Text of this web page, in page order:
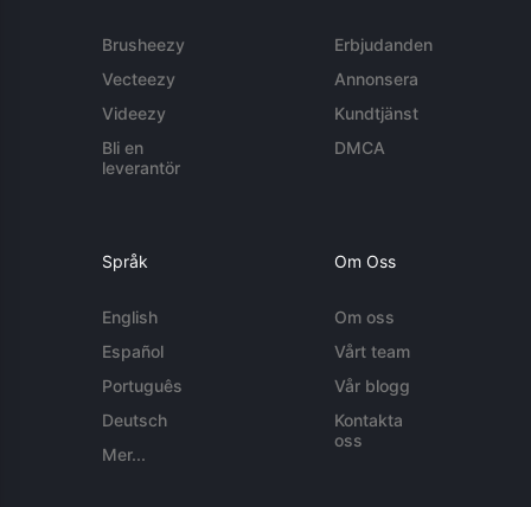
Brusheezy
Vecteezy
Videezy
Bli en
leverantör
Erbjudanden
Annonsera
Kundtjänst
DMCA
Språk
English
Español
Português
Deutsch
Mer...
Om Oss
Om oss
Vårt team
Vår blogg
Kontakta
oss